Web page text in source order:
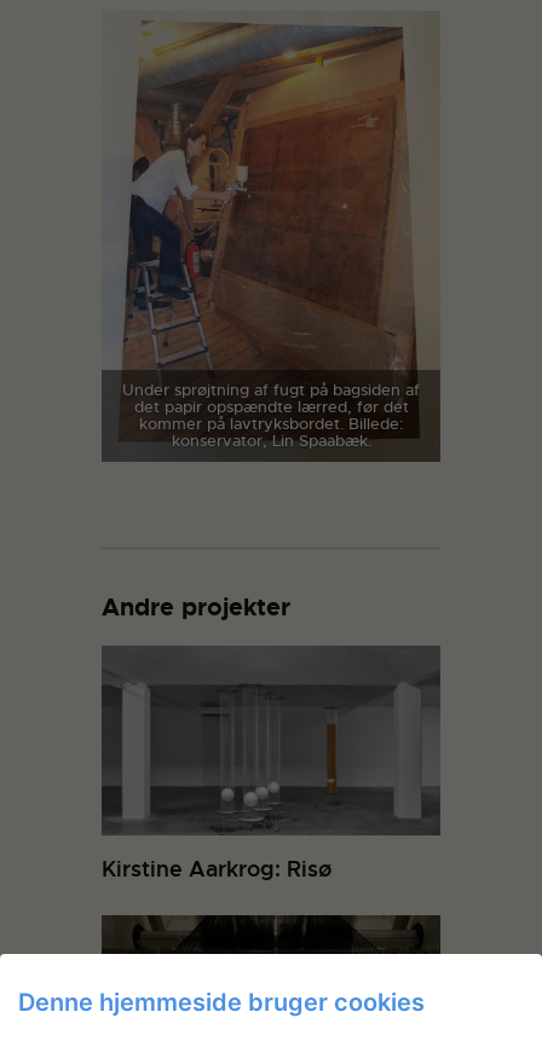
Under sprøjtning af fugt på bagsiden af
det papir opspændte lærred, før det
kommer på lavtryksbordet. Billede:
konservator, Lin Spaabæk.
Andre projekter
Kirstine Aarkrog: Risø
Denne hjemmeside bruger cookies